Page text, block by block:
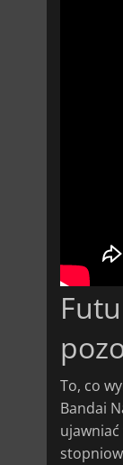
To, co
Bandai
ujawniać